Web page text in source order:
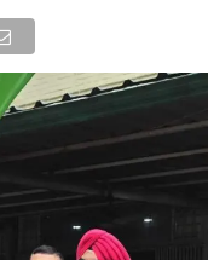
चमोली
टिहरी गढ़वाल
रुद्रप्रयागहरिद्वार